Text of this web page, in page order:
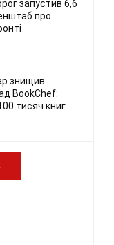
запустив 6,6
про
знищив
BookChef:
тисяч книг